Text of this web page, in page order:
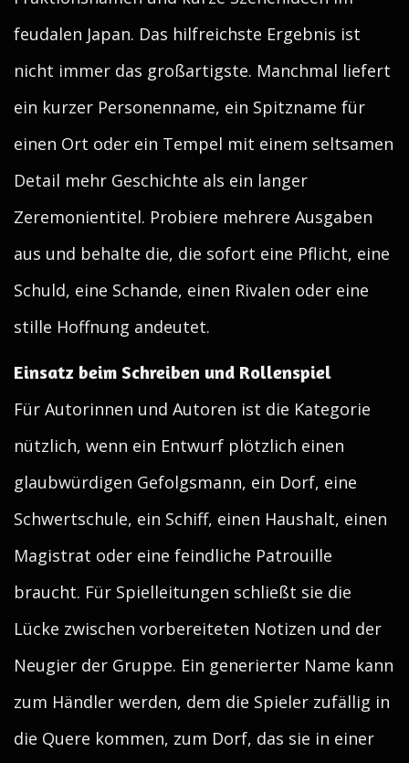
feudalen Japan. Das hilfreichste Ergebnis ist
nicht immer das großartigste. Manchmal liefert
ein kurzer Personenname, ein Spitzname für
einen Ort oder ein Tempel mit einem seltsamen
Detail mehr Geschichte als ein langer
Zeremonientitel. Probiere mehrere Ausgaben
aus und behalte die, die sofort eine Pflicht, eine
Schuld, eine Schande, einen Rivalen oder eine
stille Hoffnung andeutet.
Einsatz beim Schreiben und Rollenspiel
Für Autorinnen und Autoren ist die Kategorie
nützlich, wenn ein Entwurf plötzlich einen
glaubwürdigen Gefolgsmann, ein Dorf, eine
Schwertschule, ein Schiff, einen Haushalt, einen
Magistrat oder eine feindliche Patrouille
braucht. Für Spielleitungen schließt sie die
Lücke zwischen vorbereiteten Notizen und der
Neugier der Gruppe. Ein generierter Name kann
zum Händler werden, dem die Spieler zufällig in
die Quere kommen, zum Dorf, das sie in einer